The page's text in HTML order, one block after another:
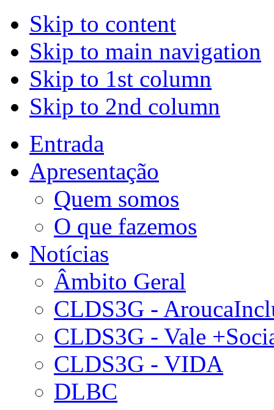
Skip to content
Skip to main navigation
Skip to 1st column
Skip to 2nd column
Entrada
Apresentação
Quem somos
O que fazemos
Notícias
Âmbito Geral
CLDS3G -
CLDS3G - Vale
CLDS3G - VIDA
DLBC